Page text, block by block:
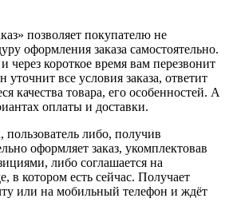
позволяет покупателю не
оформления заказа самостоятельно.
через короткое время вам перезвонит
все условия заказа, ответит
качества товара, его особенностей. А
оплаты и доставки.
пользователь либо, получив
оформляет заказ, укомплектовав
либо соглашается на
в котором есть сейчас. Получает
или на мобильный телефон и ждёт